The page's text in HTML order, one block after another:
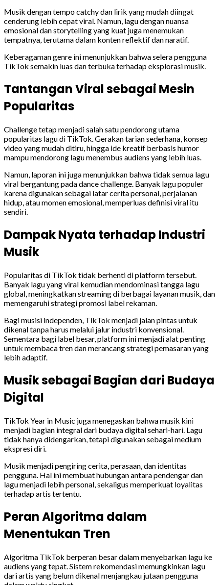
Musik dengan tempo catchy dan lirik yang mudah diingat
cenderung lebih cepat viral. Namun, lagu dengan nuansa
emosional dan storytelling yang kuat juga menemukan
tempatnya, terutama dalam konten reflektif dan naratif.
Keberagaman genre ini menunjukkan bahwa selera pengguna
TikTok semakin luas dan terbuka terhadap eksplorasi musik.
Tantangan Viral sebagai Mesin
Popularitas
Challenge tetap menjadi salah satu pendorong utama
popularitas lagu di TikTok. Gerakan tarian sederhana, konsep
video yang mudah ditiru, hingga ide kreatif berbasis humor
mampu mendorong lagu menembus audiens yang lebih luas.
Namun, laporan ini juga menunjukkan bahwa tidak semua lagu
viral bergantung pada dance challenge. Banyak lagu populer
karena digunakan sebagai latar cerita personal, perjalanan
hidup, atau momen emosional, memperluas definisi viral itu
sendiri.
Dampak Nyata terhadap Industri
Musik
Popularitas di TikTok tidak berhenti di platform tersebut.
Banyak lagu yang viral kemudian mendominasi tangga lagu
global, meningkatkan streaming di berbagai layanan musik, dan
memengaruhi strategi promosi label rekaman.
Bagi musisi independen, TikTok menjadi jalan pintas untuk
dikenal tanpa harus melalui jalur industri konvensional.
Sementara bagi label besar, platform ini menjadi alat penting
untuk membaca tren dan merancang strategi pemasaran yang
lebih adaptif.
Musik sebagai Bagian dari Budaya
Digital
TikTok Year in Music juga menegaskan bahwa musik kini
menjadi bagian integral dari budaya digital sehari-hari. Lagu
tidak hanya didengarkan, tetapi digunakan sebagai medium
ekspresi diri.
Musik menjadi pengiring cerita, perasaan, dan identitas
pengguna. Hal ini membuat hubungan antara pendengar dan
lagu menjadi lebih personal, sekaligus memperkuat loyalitas
terhadap artis tertentu.
Peran Algoritma dalam
Menentukan Tren
Algoritma TikTok berperan besar dalam menyebarkan lagu ke
audiens yang tepat. Sistem rekomendasi memungkinkan lagu
dari artis yang belum dikenal menjangkau jutaan pengguna